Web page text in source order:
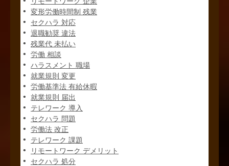
変形労働時間制 残業
セクハラ 対応
退職勧奨 違法
残業代 未払い
労働 相談
ハラスメント 職場
就業規則 変更
労働基準法 有給休暇
就業規則 届出
テレワーク 導入
セクハラ 問題
労働法 改正
テレワーク 課題
リモートワーク デメリット
セクハラ 処分